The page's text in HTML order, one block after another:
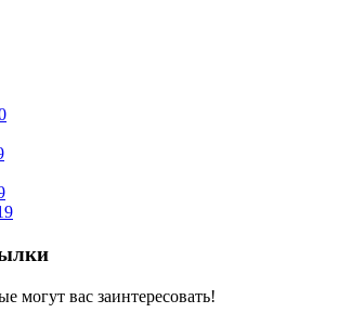
могут вас заинтересовать!